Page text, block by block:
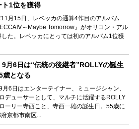
ト1位を獲得
月15日、レベッカの通算4作目のアルバム
～Maybe Tomorrow』がオリコン・アル
た。レベッカにとっては初のアルバム1位獲
9月6日は“伝統の後継者”ROLLYの誕生
歳となる
月6日はエンターテイナー、ミュージシャン、
デューサーとして、マルチに活躍するROLLY
ーリー寺西こと、寺西一雄の誕生日。55歳に
京都市南区...